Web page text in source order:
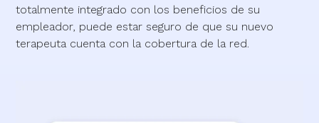
totalmente integrado con los beneficios de su
empleador, puede estar seguro de que su nuevo
terapeuta cuenta con la cobertura de la red.